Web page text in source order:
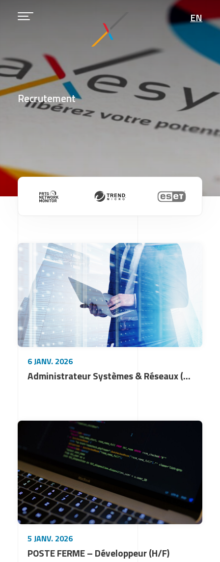
Recrutement
EN
6 JANV. 2026
Administrateur Systèmes & Réseaux (H/F)
5 JANV. 2026
POSTE FERME – Développeur (H/F)